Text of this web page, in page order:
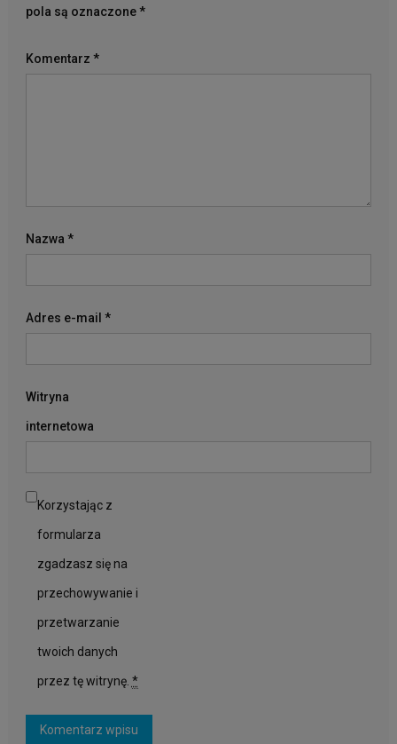
pola są oznaczone*
Komentarz *
Nazwa *
Adres e-mail *
Witryna
internetowa
Korzystając z
formularza
zgadzasz się na
przechowywanie i
przetwarzanie
twoich danych
przez tę witrynę. *